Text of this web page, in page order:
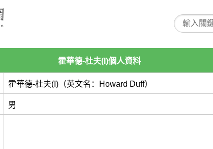
霍華德-杜夫(I)個人資料
霍華德-杜夫(I)（英文名：Howard Duff）
男